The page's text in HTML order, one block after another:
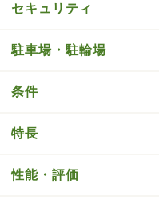
セキュリティ
駐車場・駐輪場
条件
特長
性能・評価